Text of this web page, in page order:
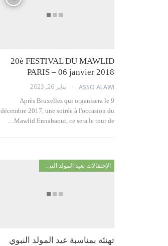
20è FESTIVAL DU MAWLID
PARIS – 06 janvier 2018
ASSO ALAWI يناير 26, 2023
Après Bruxelles qui organisera le 9
décembre 2017, une soirée à l'occasion du
Mawlid Ennabaoui, ce sera le tour de…
تهنئة بمناسبة عيد المولد النبوي